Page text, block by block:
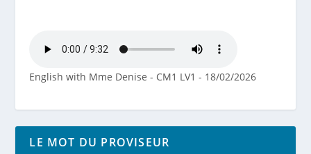
English with Mme Denise - CM1 LV1 - 18/02/2026
LE MOT DU PROVISEUR